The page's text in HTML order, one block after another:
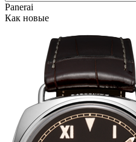
Panerai
Как новые